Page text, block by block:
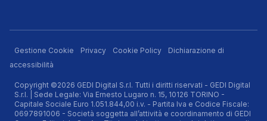
Gestione Cookie Privacy Cookie Policy
Dichiarazione di
accessibilità
Copyright ©2026 GEDI Digital S.r.l. Tutti i diritti riservati - GEDI Digital
S.r.l. | Sede Legale: Via Ernesto Lugaro n. 15, 10126 TORINO -
Capitale Sociale Euro 1.051.844,00 i.v. - Partita Iva e Codice Fiscale:
0697891006 - Società soggetta all’attività e coordinamento di GEDI